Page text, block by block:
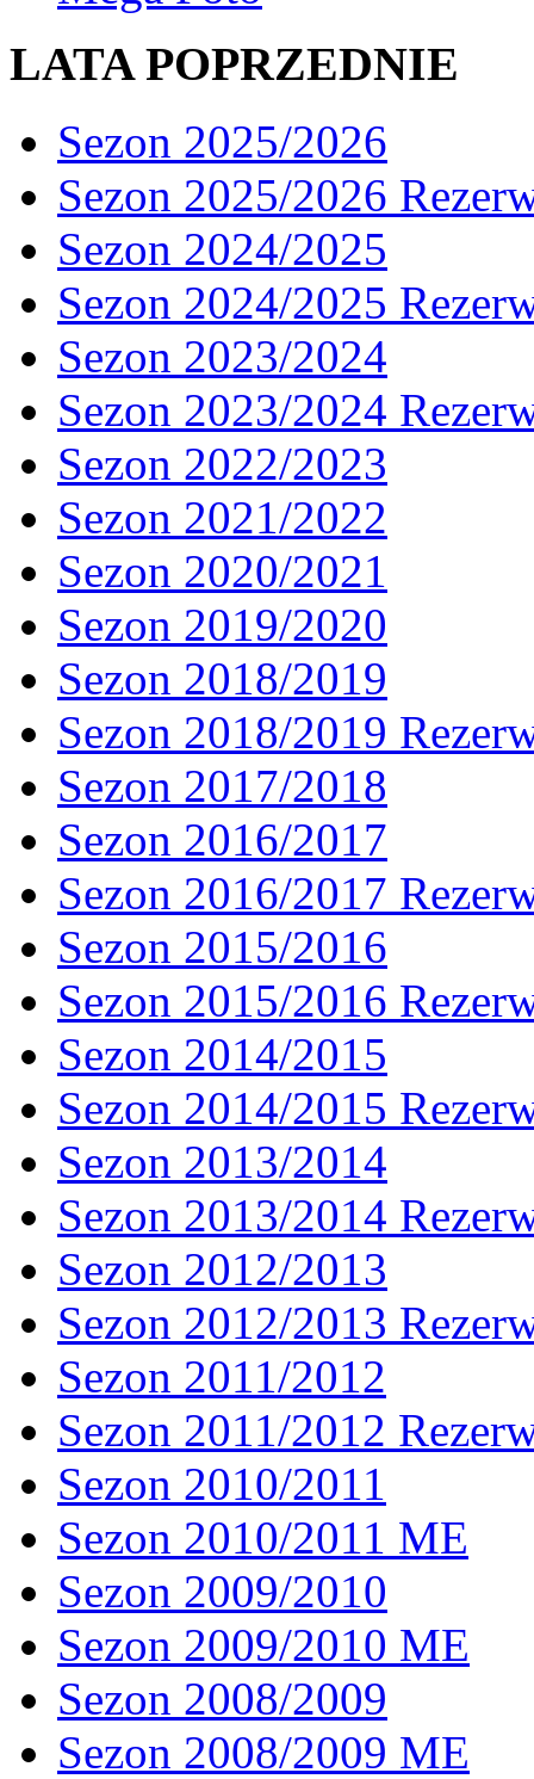
LATA POPRZEDNIE
Sezon 2025/2026
Sezon 2025/2026
Sezon 2024/2025
Sezon 2024/2025
Sezon 2023/2024
Sezon 2023/2024
Sezon 2022/2023
Sezon 2021/2022
Sezon 2020/2021
Sezon 2019/2020
Sezon 2018/2019
Sezon 2018/2019
Sezon 2017/2018
Sezon 2016/2017
Sezon 2016/2017
Sezon 2015/2016
Sezon 2015/2016
Sezon 2014/2015
Sezon 2014/2015
Sezon 2013/2014
Sezon 2013/2014
Sezon 2012/2013
Sezon 2012/2013
Sezon 2011/2012
Sezon 2011/2012
Sezon 2010/2011
Sezon 2010/2011 ME
Sezon 2009/2010
Sezon 2009/2010 ME
Sezon 2008/2009
Sezon 2008/2009 ME